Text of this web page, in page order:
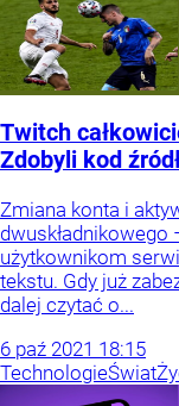
Twitch
Zdobyli kod
Zmiana konta i
użytkownikom
tekstu. Gdy już
dalej czytać o...
6 paź 2021 18:15
TechnologieŚwiat